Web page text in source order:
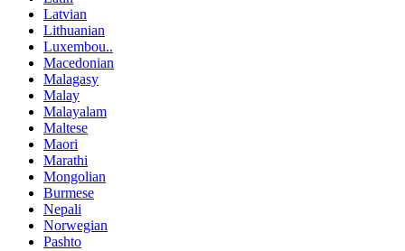
Latvian
Lithuanian
Luxembou..
Macedonian
Malagasy
Malay
Malayalam
Maltese
Maori
Marathi
Mongolian
Burmese
Nepali
Norwegian
Pashto